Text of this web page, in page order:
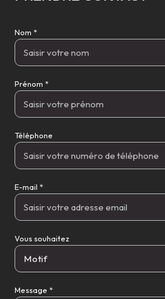
Nom *
Prénom *
Téléphone
E-mail *
Vous souhaitez
Motif
Message *